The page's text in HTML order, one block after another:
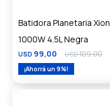
Batidora Planetaria Xion
1000W 4.5L Negra
USD 99,00 USD109,00
9